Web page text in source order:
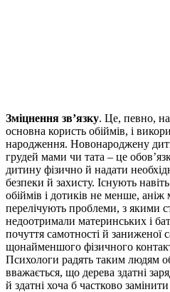
Зміцнення зв’язку. Це, певно,
основна користь обіймів, і
народження. Новонароджену
грудей мами чи тата – це
дитину фізично й надати
безпеки й захисту. Існують
обіймів і дотиків не менше,
перелічують проблеми, з якими
недоотримали материнських і
почуття самотності й заниженої
щонайменшого фізичного
Психологи радять таким людям
вважається, що дерева здатні
й здатні хоча б частково